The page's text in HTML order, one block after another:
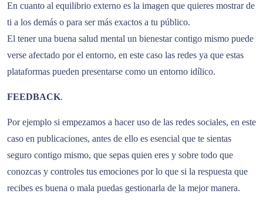
En cuanto al equilibrio externo es la imagen que quieres mostrar de
ti a los demás o para ser más exactos a tu público.
El tener una buena salud mental un bienestar contigo mismo puede
verse afectado por el entorno, en este caso las redes ya que estas
plataformas pueden presentarse como un entorno idílico.
FEEDBACK.
Por ejemplo si empezamos a hacer uso de las redes sociales, en este
caso en publicaciones, antes de ello es esencial que te sientas
seguro contigo mismo, que sepas quien eres y sobre todo que
conozcas y controles tus emociones por lo que si la respuesta que
recibes es buena o mala puedas gestionarla de la mejor manera.